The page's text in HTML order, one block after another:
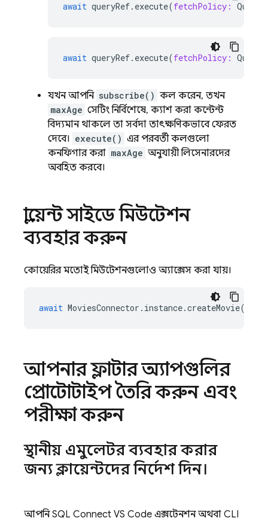
await queryRef. execute(fetchPolicy:
await queryRef. execute(fetchPolicy:
যখন আপনি subscribe() কল করেন, তখন
maxAge সেটিং নির্বিশেষে, ক্যাশ করা কন্টেন্ট
বিদ্যমান থাকলে তা সর্বদা তাৎক্ষণিকভাবে ফেরত
দেবে। execute() এর পরবর্তী কলগুলো
কনফিগার করা maxAge অনুযায়ী লিসেনারদের
অবহিত করবে।
ক্লায়েন্ট সাইডে মিউটেশন
ব্যবহার করুন
কোয়েরির মতোই মিউটেশনগুলোও অ্যাক্সেস করা যায়।
await MoviesConnector . instance.createMovie({
আপনার ফ্লাটার অ্যাপগুলির
প্রোটোটাইপ তৈরি করুন এবং
পরীক্ষা করুন
স্থানীয় এমুলেটর ব্যবহার করার
জন্য ক্লায়েন্টদের নির্দেশ দিন।
আপনি SQL Connect VS Code এক্সটেনশন অথবা CLI